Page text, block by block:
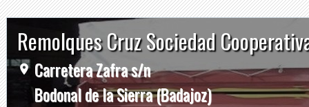
Remolques Cruz Sociedad
Carretera Zafra s/n
Bodonal de la Sierra (Badajoz)